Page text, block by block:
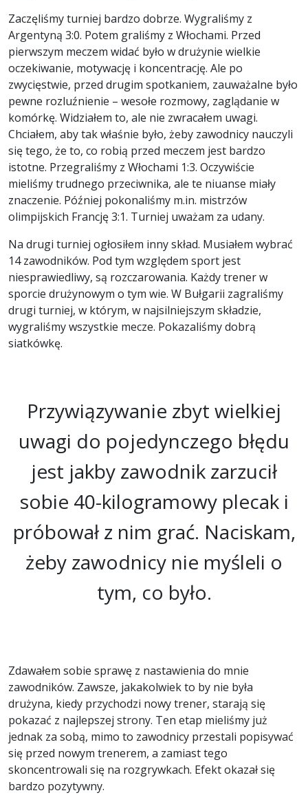
Zaczęliśmy turniej bardzo dobrze. Wygraliśmy z
Argentyną 3:0. Potem graliśmy z Włochami. Przed
pierwszym meczem widać było w drużynie wielkie
oczekiwanie, motywację i koncentrację. Ale po
zwycięstwie, przed drugim spotkaniem, zauważalne było
pewne rozluźnienie – wesołe rozmowy, zaglądanie w
komórkę. Widziałem to, ale nie zwracałem uwagi.
Chciałem, aby tak właśnie było, żeby zawodnicy nauczyli
się tego, że to, co robią przed meczem jest bardzo
istotne. Przegraliśmy z Włochami 1:3. Oczywiście
mieliśmy trudnego przeciwnika, ale te niuanse miały
znaczenie. Później pokonaliśmy m.in. mistrzów
olimpijskich Francję 3:1. Turniej uważam za udany.
Na drugi turniej ogłosiłem inny skład. Musiałem wybrać
14 zawodników. Pod tym względem sport jest
niesprawiedliwy, są rozczarowania. Każdy trener w
sporcie drużynowym o tym wie. W Bułgarii zagraliśmy
drugi turniej, w którym, w najsilniejszym składzie,
wygraliśmy wszystkie mecze. Pokazaliśmy dobrą
siatkówkę.
Przywiązywanie zbyt wielkiej
uwagi do pojedynczego błędu
jest jakby zawodnik zarzucił
sobie 40-kilogramowy plecak i
próbował z nim grać. Naciskam,
żeby zawodnicy nie myśleli o
tym, co było.
Zdawałem sobie sprawę z nastawienia do mnie
zawodników. Zawsze, jakakolwiek to by nie była
drużyna, kiedy przychodzi nowy trener, starają się
pokazać z najlepszej strony. Ten etap mieliśmy już
jednak za sobą, mimo to zawodnicy przestali popisywać
się przed nowym trenerem, a zamiast tego
skoncentrowali się na rozgrywkach. Efekt okazał się
bardzo pozytywny.